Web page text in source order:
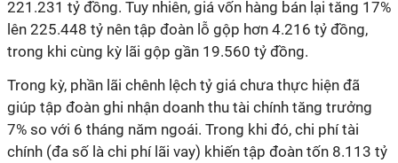
221.231 tỷ đồng. Tuy nhiên, giá vốn hàng bán lại tăng 17%
lên 225.448 tỷ nên tập đoàn lỗ gộp hơn 4.216 tỷ đồng,
trong khi cùng kỳ lãi gộp gần 19.560 tỷ đồng.
Trong kỳ, phần lãi chênh lệch tỷ giá chưa thực hiện đã
giúp tập đoàn ghi nhận doanh thu tài chính tăng trưởng
7% so với 6 tháng năm ngoái. Trong khi đó, chi phí tài
chính (đa số là chi phí lãi vay) khiến tập đoàn tốn 8.113 tỷ